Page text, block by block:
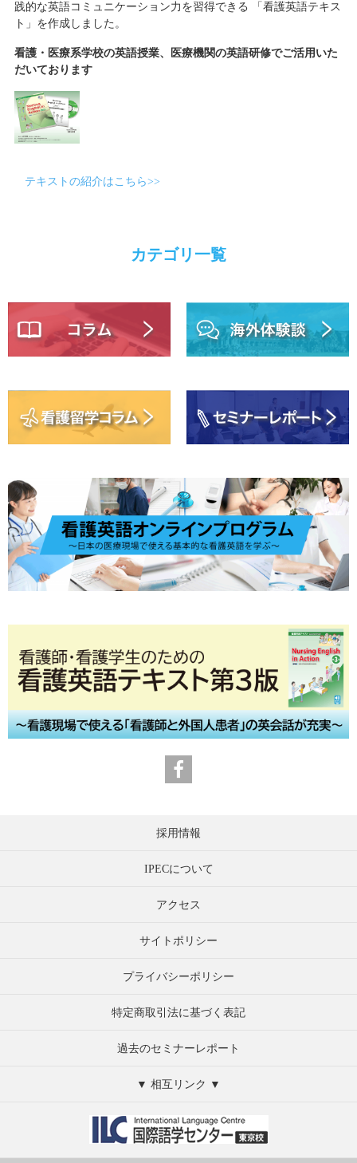
践的な英語コミュニケーション力を習得できる 「看護英語テキス
ト」を作成しました。
看護・医療系学校の英語授業、医療機関の英語研修でご活用いた
だいております
テキストの紹介はこちら>>
カテゴリ一覧
採用情報
IPECについて
アクセス
サイトポリシー
プライバシーポリシー
特定商取引法に基づく表記
過去のセミナーレポート
▼ 相互リンク ▼